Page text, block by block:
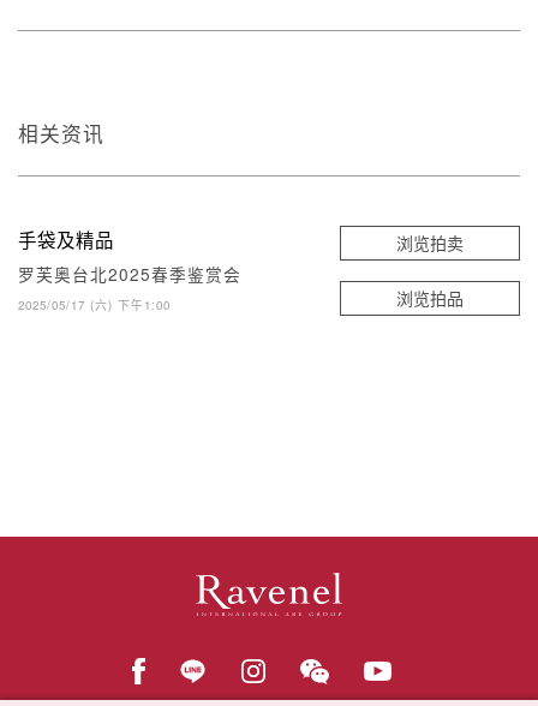
相关资讯
手袋及精品
罗芙奥台北2025春季鉴赏会
2025/05/17 (六) 下午1:00
浏览拍卖
浏览拍品